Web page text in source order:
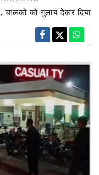
चालकों को गुलाब देकर दिया